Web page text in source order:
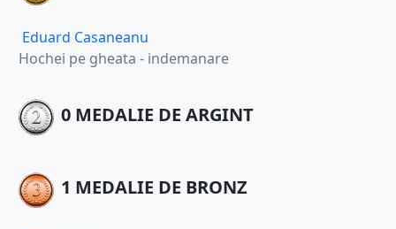
Eduard Casaneanu
Hochei pe gheata - indemanare
0 MEDALIE DE ARGINT
1 MEDALIE DE BRONZ